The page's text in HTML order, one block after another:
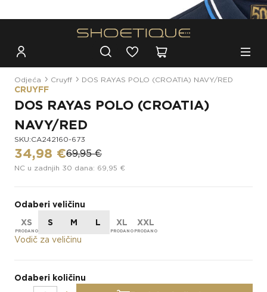
Besplatna dostava za narudžbe iznad 100€
Odjeća Cruyff DOS RAYAS POLO (CROATIA) NAVY/RED
CRUYFF
DOS RAYAS POLO (CROATIA)
NAVY/RED
SKU:CA242160-673
34,98 €69,95 €
NC u zadnjih 30 dana: 69,95 €
Odaberi veličinu
XS
S M L XL
XXL
Vodič za veličinu
Odaberi količinu